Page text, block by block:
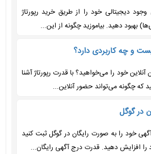
دیجیتالی خود را از طریق خرید رپورتاژ
بهبود دهید. بیاموزید چگونه از این...
و چه کاربردی دارد؟
آنلاین خود را می‌خواهید؟ با قدرت رپورتاژ آشنا
که چگونه می‌تواند حضور آنلاین...
در گوگل
خود را به صورت رایگان در گوگل ثبت کنید
را افزایش دهید. قدرت درج آگهی رایگان...